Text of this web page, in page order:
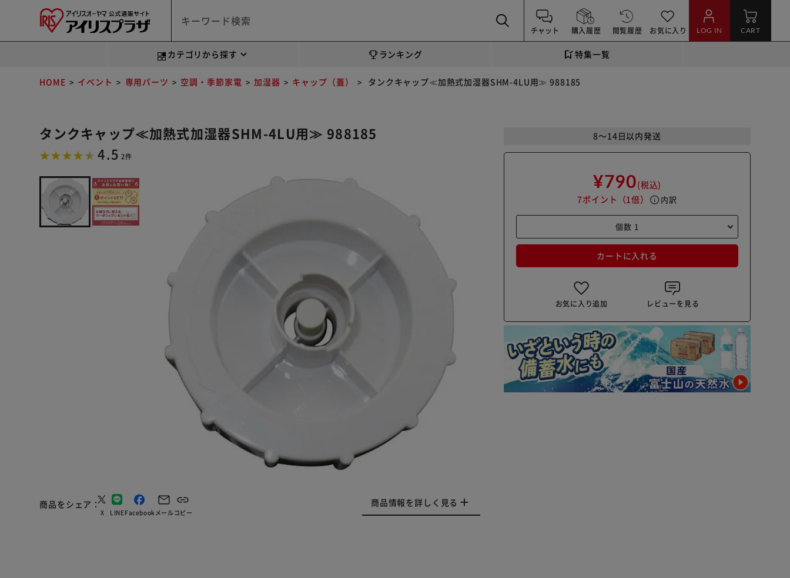
チャット 購入履歴 閲覧履歴 お気に入り LOG IN CART
カテゴリから探す ランキング 特集一覧
HOME イベント 専用パーツ 空調・季節家電 加湿器 キャップ（蓋） タンクキャップ≪加熱式加湿器SHM-4LU用≫ 988185
タンクキャップ≪加熱式加湿器SHM-4LU用≫ 988185
4.5 2件
商品をシェア
X LINEFacebook メールコピー
商品情報を詳しく見る
8～14日以内発送
¥790(税込)
7ポイント （1倍） info 内訳
カートに入れる
お気に入り追加 レビューを見る